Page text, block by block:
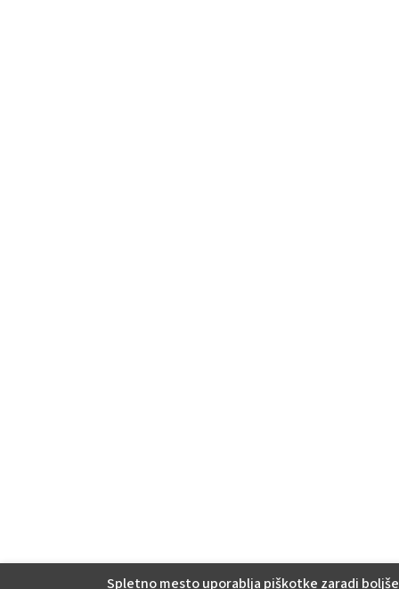
Spletno mesto uporablja piškotke zaradi